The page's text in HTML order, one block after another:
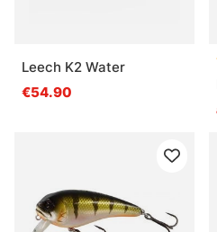
Leech K2 Water
€54.90